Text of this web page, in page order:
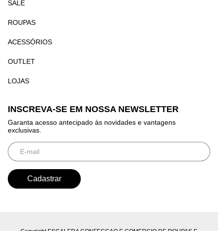
SALE
ROUPAS
ACESSÓRIOS
OUTLET
LOJAS
INSCREVA-SE EM NOSSA NEWSLETTER
Garanta acesso antecipado às novidades e vantagens
exclusivas.